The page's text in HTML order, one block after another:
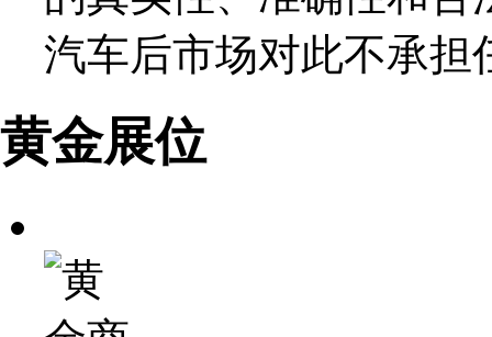
汽车后市场对此不承担
黄金展位